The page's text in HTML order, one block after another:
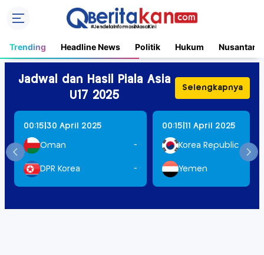
Trending Headline News Politik Hukum Nusantara
Jadwal dan Hasil Piala Asia
U17 2025
Selengkapnya
00:15 30 April 2025
Oman -
DPR Korea -
00:15 11 April 2025
Korea Republic
Yemen